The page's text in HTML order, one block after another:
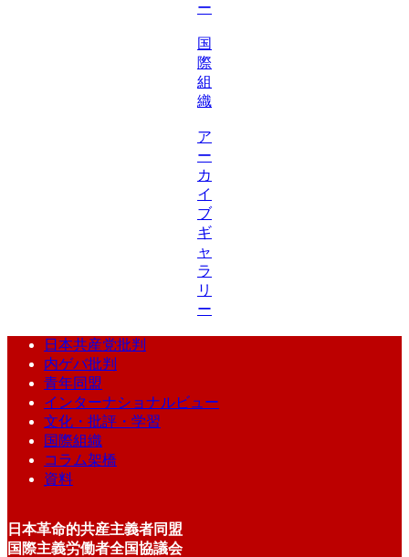
ー
国
際
組
織
ア
ー
カ
イ
ブ
ギ
ャ
ラ
リ
ー
日本共産党批判
内ゲバ批判
青年同盟
インターナショナルビュー
文化・批評・学習
国際組織
コラム架橋
資料
日本革命的共産主義者同盟
国際主義労働者全国協議会